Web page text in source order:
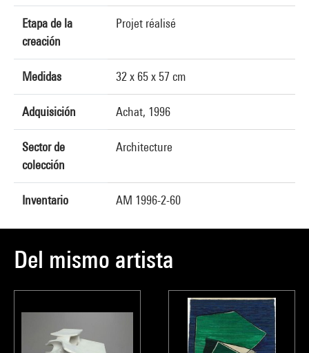
Etapa de la
creación
Projet réalisé
Medidas 32 x 65 x 57 cm
Adquisición Achat, 1996
Sector de
colección
Architecture
Inventario AM 1996-2-60
Del mismo artista